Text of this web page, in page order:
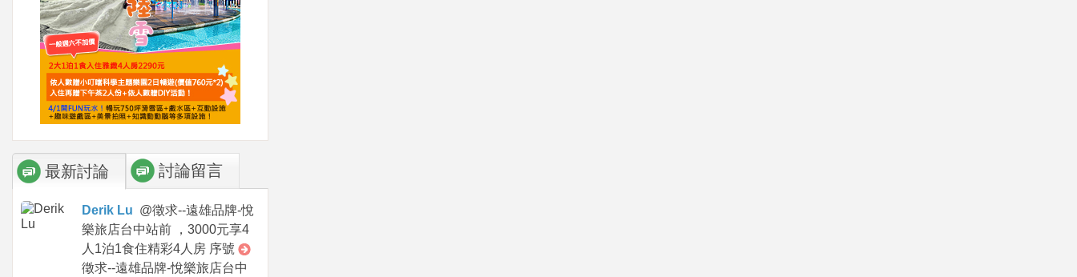
最新討論 討論留言
Derik Lu @徵求--遠雄品牌-悅
樂旅店台中站前 ，3000元享4
人1泊1食住精彩4人房 序號
徵求--遠雄品牌-悅樂旅店台中